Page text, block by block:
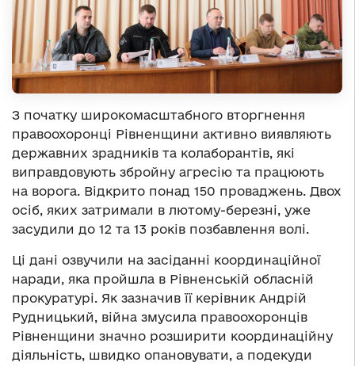
З початку широкомасштабного вторгнення
правоохоронці Рівненщини активно виявляють
державних зрадників та колаборантів, які
виправдовують збройну агресію та працюють
на ворога. Відкрито понад 150 проваджень. Двох
осіб, яких затримали в лютому-березні, уже
засудили до 12 та 13 років позбавлення волі.
Ці дані озвучили на засіданні координаційної
наради, яка пройшла в Рівненській обласній
прокуратурі. Як зазначив її керівник Андрій
Рудницький, війна змусила правоохоронців
Рівненщини значно розширити координаційну
діяльність, швидко опановувати, а подекуди